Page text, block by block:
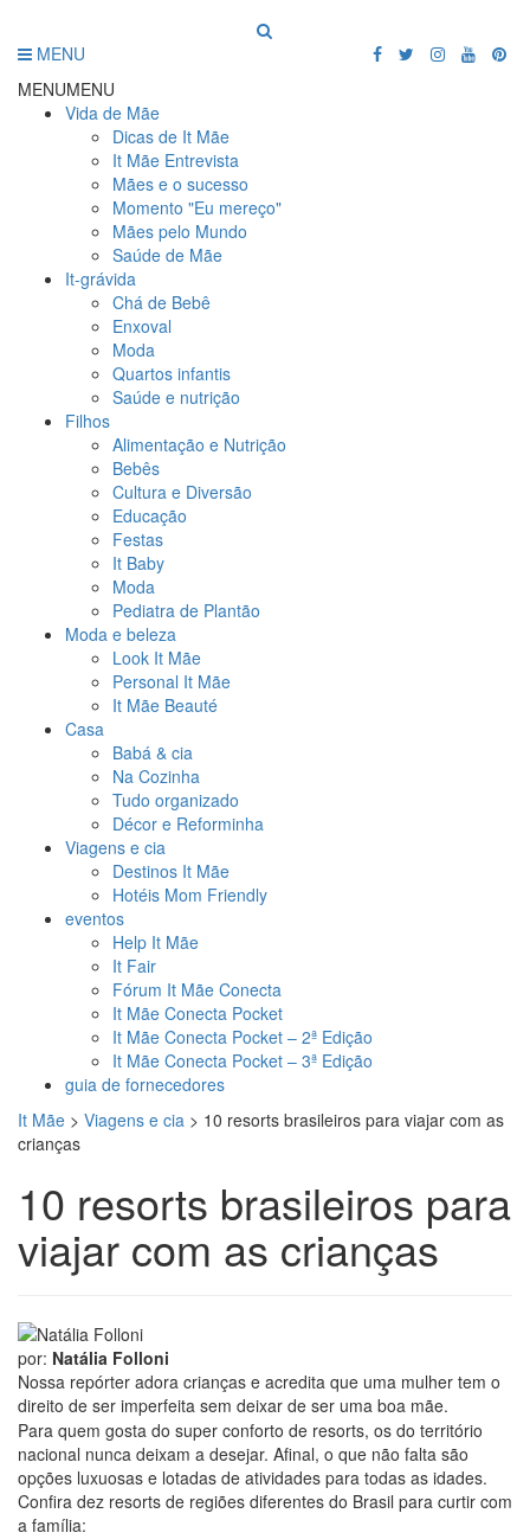
MENU
MENUMENU
Vida de Mãe
Dicas de It Mãe
It Mãe Entrevista
Mães e o sucesso
Momento "Eu mereço"
Mães pelo Mundo
Saúde de Mãe
It-grávida
Chá de Bebê
Enxoval
Moda
Quartos infantis
Saúde e nutrição
Filhos
Alimentação e Nutrição
Bebês
Cultura e Diversão
Educação
Festas
It Baby
Moda
Pediatra de Plantão
Moda e beleza
Look It Mãe
Personal It Mãe
It Mãe Beauté
Casa
Babá & cia
Na Cozinha
Tudo organizado
Décor e Reforminha
Viagens e cia
Destinos It Mãe
Hotéis Mom Friendly
eventos
Help It Mãe
It Fair
Fórum It Mãe Conecta
It Mãe Conecta Pocket
It Mãe Conecta Pocket – 2ª Edição
It Mãe Conecta Pocket – 3ª Edição
guia de fornecedores
It Mãe > Viagens e cia > 10 resorts brasileiros para viajar com as
crianças
10 resorts brasileiros para
viajar com as crianças
por: Natália Folloni
Nossa repórter adora crianças e acredita que uma mulher tem o
direito de ser imperfeita sem deixar de ser uma boa mãe.
Para quem gosta do super conforto de resorts, os do território
nacional nunca deixam a desejar. Afinal, o que não falta são
opções luxuosas e lotadas de atividades para todas as idades.
Confira dez resorts de regiões diferentes do Brasil para curtir com
a família: